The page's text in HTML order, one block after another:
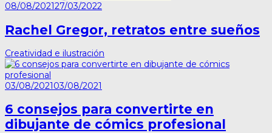
08/08/202127/03/2022
Rachel Gregor, retratos entre sueños
Creatividad e ilustración
03/08/202103/08/2021
6 consejos para convertirte en
dibujante de cómics profesional